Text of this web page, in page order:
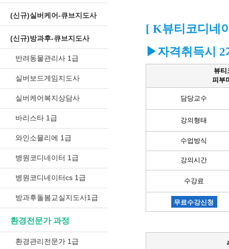
(신규)실버케어-큐브지도사
(신규)방과후-큐브지도사
반려동물관리사 1급
실버보드게임지도사
실버케어복지상담사
바리스타 1급
와인소믈리에 1급
병원코디네이터 1급
병원코디네이터cs 1급
방과후돌봄교실지도사1급
환경전문가 과정
환경관리전문가 1급
[ K뷰티코디네
▶자격취득시 2
뷰티
피부
담당교수
강의형태
수업방식
강의시간
수강료
무료수강신청